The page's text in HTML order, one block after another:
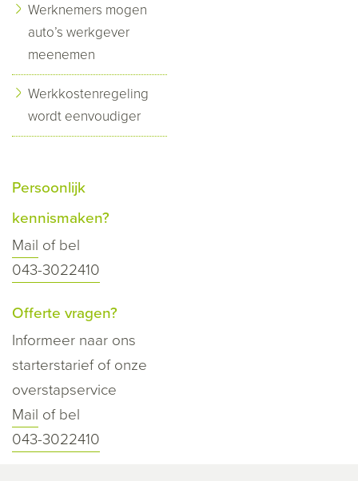
Werknemers mogen
auto’s werkgever
meenemen
Werkkostenregeling
wordt eenvoudiger
Persoonlijk
kennismaken?
Mail of bel
043-3022410
Offerte vragen?
Informeer naar ons
starterstarief of onze
overstapservice
Mail of bel
043-3022410